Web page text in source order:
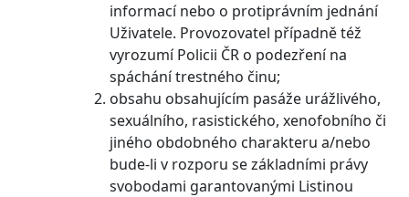
informací nebo o protiprávním jednání
Uživatele. Provozovatel případně též
vyrozumí Policii ČR o podezření na
spáchání trestného činu;
obsahu obsahujícím pasáže urážlivého,
sexuálního, rasistického, xenofobního či
jiného obdobného charakteru a/nebo
bude-li v rozporu se základními právy
svobodami garantovanými Listinou